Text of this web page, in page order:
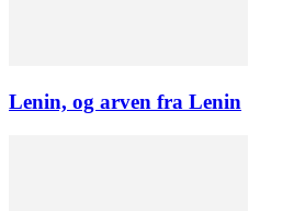
Lenin, og arven fra Lenin